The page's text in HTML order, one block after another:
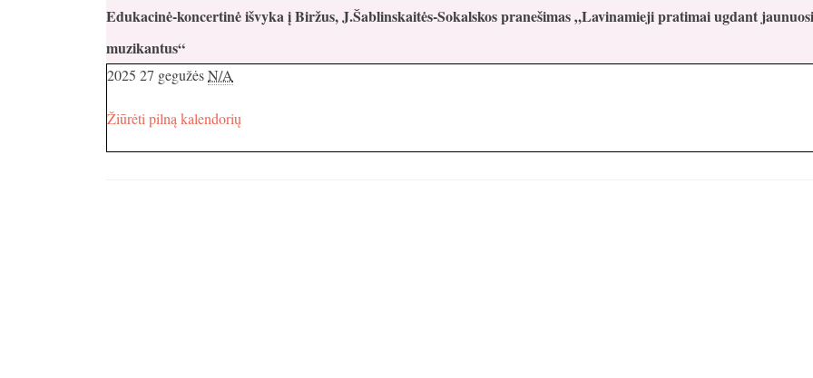
Edukacinė-koncertinė išvyka į Biržus, J.Šablinskaitės-Sokalskos pranešimas „Lavinamieji pratimai ugdant
muzikantus“
2025 27 gegužėsN/A
Žiūrėti pilną kalendorių